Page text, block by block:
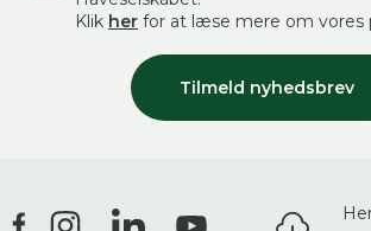
Tilmeld nyhedsbrev
Klik her for at læse mere om vores